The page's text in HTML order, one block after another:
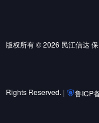
版权所有 © 2026 民江信达
Rights Reserved. | 鲁ICP